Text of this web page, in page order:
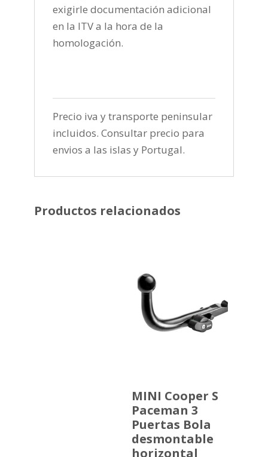
exigirle documentación adicional
en la ITV a la hora de la
homologación.
Precio iva y transporte peninsular
incluidos. Consultar precio para
envios a las islas y Portugal.
Productos relacionados
MINI Cooper S
Paceman 3
Puertas Bola
desmontable
horizontal